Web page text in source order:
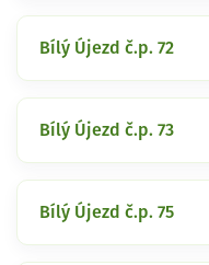
Bílý Újezd č.p. 72
Bílý Újezd č.p. 73
Bílý Újezd č.p. 75